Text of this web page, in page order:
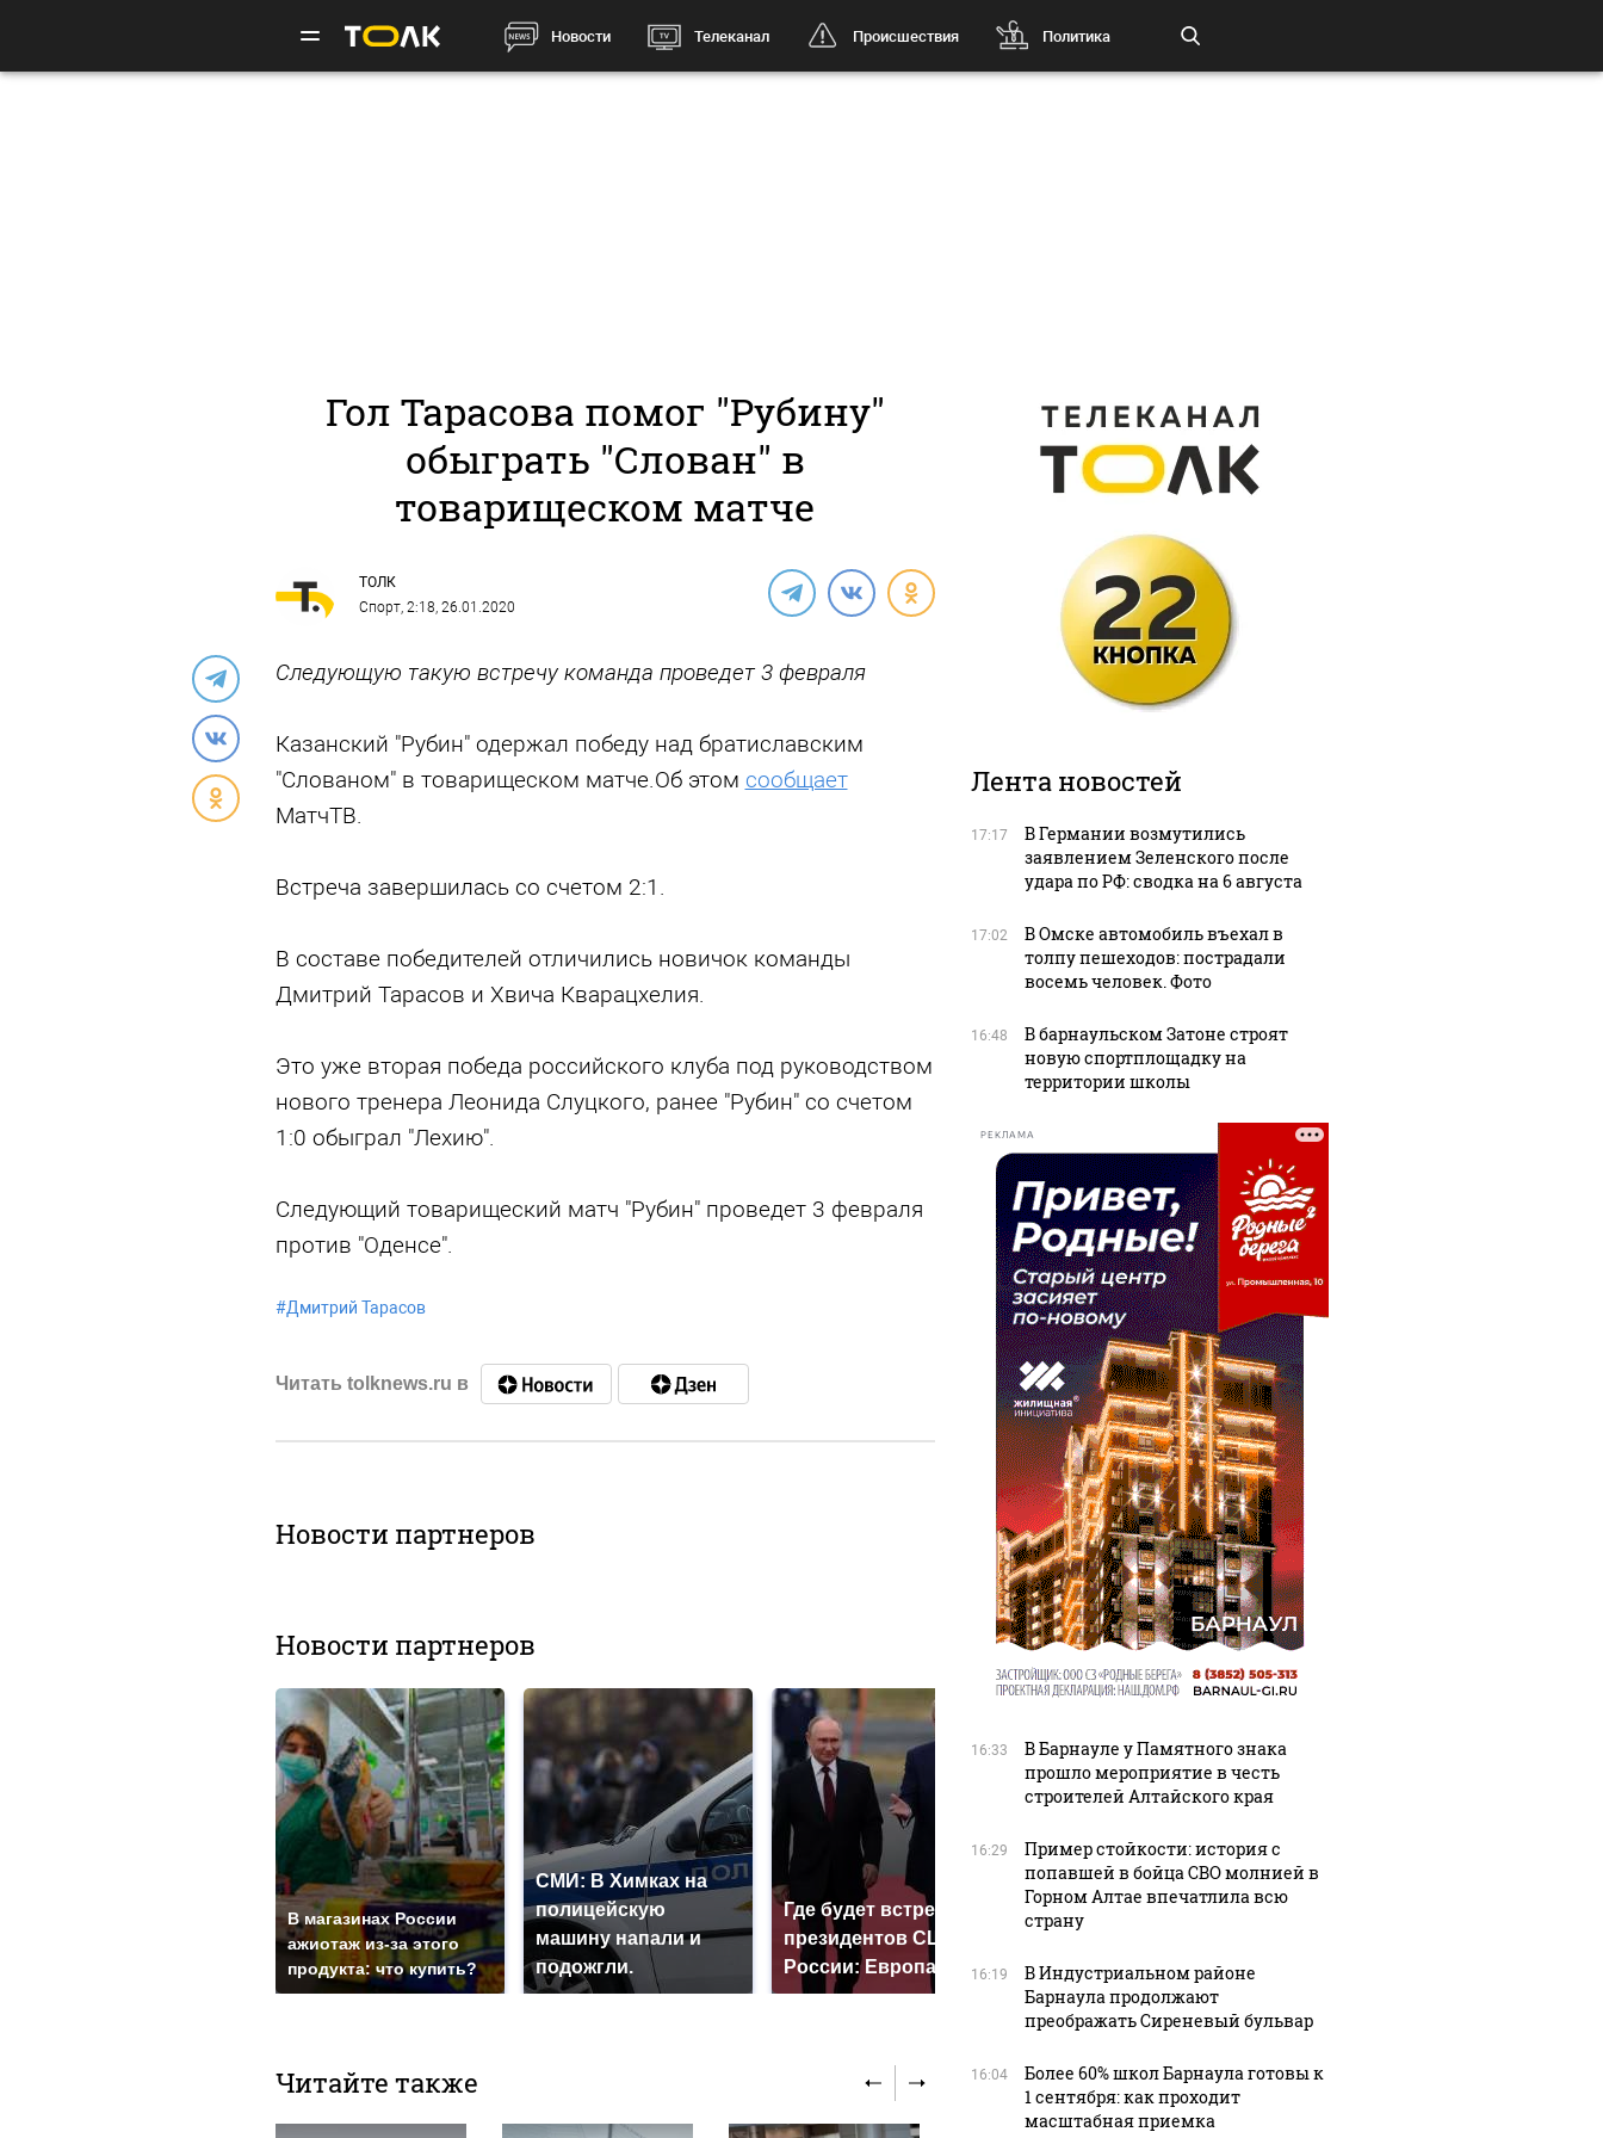
Новости Телеканал Происшествия Политика
Гол Тарасова помог "Рубину"
обыграть "Слован" в
товарищеском матче
ТОЛК
Спорт, 2:18, 26.01.2020
Следующую такую встречу команда проведет 3 февраля
Казанский "Рубин" одержал победу над братиславским
"Слованом" в товарищеском матче.Об этом сообщает
МатчТВ.
Встреча завершилась со счетом 2:1.
В составе победителей отличились новичок команды
Дмитрий Тарасов и Хвича Кварацхелия.
Это уже вторая победа российского клуба под руководством
нового тренера Леонида Слуцкого, ранее "Рубин" со счетом
1:0 обыграл "Лехию".
Следующий товарищеский матч "Рубин" проведет 3 февраля
против "Оденсе".
#Дмитрий Тарасов
Читать tolknews.ru в
Новости партнеров
Новости партнеров
В магазинах России
ажиотаж из-за этого
продукта: что купить?
СМИ: В Химках на
полицейскую
машину напали и
подожгли.
Где будет встреча
президентов США и
России: Европа?
Такую зиму в России
так?!
На Урале из казны
Читайте также
Лента новостей
17:17
В Германии возмутились
заявлением Зеленского после
удара по РФ: сводка на 6 августа
17:02
В Омске автомобиль въехал в
толпу пешеходов: пострадали
восемь человек. Фото
16:48
В барнаульском Затоне строят
новую спортплощадку на
территории школы
РЕКЛАМА
16:33
В Барнауле у Памятного знака
прошло мероприятие в честь
строителей Алтайского края
16:29
Пример стойкости: история с
попавшей в бойца СВО молнией в
Горном Алтае впечатлила всю
страну
16:19
В Индустриальном районе
Барнаула продолжают
преображать Сиреневый бульвар
16:04
Более 60% школ Барнаула готовы к
1 сентября: как проходит
масштабная приемка